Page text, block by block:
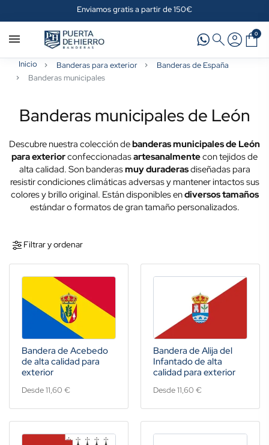
Enviamos gratis a partir de 150€
0
Inicio Banderas para exterior
Banderas de España
Banderas municipales
Banderas municipales de León
Descubre nuestra colección debanderas municipales de León
para exteriorconfeccionadasartesanalmentecon tejidos de
alta calidad. Son banderasmuy duraderasdiseñadas para
resistir condiciones climáticas adversas y mantener intactos sus
colores y brillo original. Están disponibles endiversos tamaños
estándar o formatos de gran tamaño personalizados.
Filtrar y ordenar
Bandera de Acebedo
de alta calidad para
exterior
Desde 11,60 €
Bandera de Alija del
Infantado de alta
calidad para exterior
Desde 11,60 €